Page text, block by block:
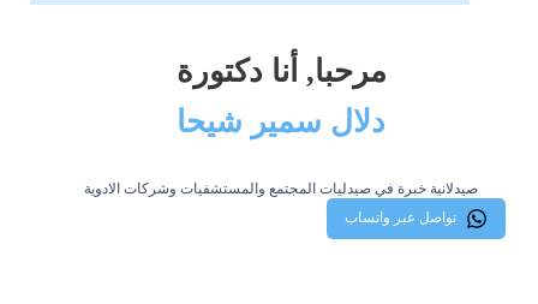
مرحبا, أنا دكتورة
دلال سمير شيحا
صيدلانية خبرة في صيدليات المجتمع والمستشفيات وشركات الادوية
تواصل عبر واتساب